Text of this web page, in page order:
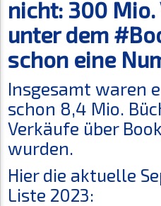
nicht: 300
unter dem
schon eine
Insgesamt waren
schon 8,4 Mio.
Verkäufe über
wurden.
Hier die aktuelle
Liste 2023: